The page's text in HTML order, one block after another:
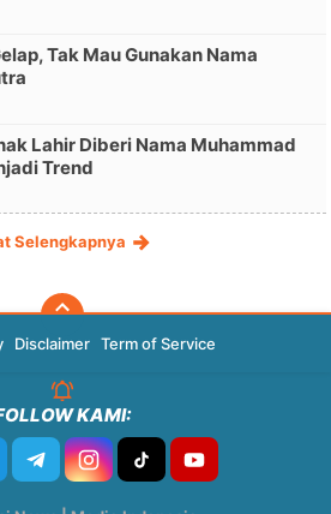
Tak Mau Gunakan Nama
Lahir Diberi Nama Muhammad
Trend
Selengkapnya
Disclaimer Term of Service
KAMI: